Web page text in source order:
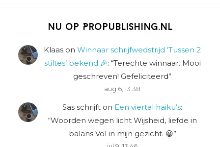
Nu op Propublishing.nl
Klaas on Winnaar schrijfwedstrijd ‘Tussen 2
stiltes’ bekend 🎉: “Terechte winnaar. Mooi
geschreven! Gefeliciteerd”
aug 6, 13:38
Sas schrijft on Een viertal haiku’s:
“Woorden wegen licht Wijsheid, liefde in
balans Vol in mijn gezicht. 😀”